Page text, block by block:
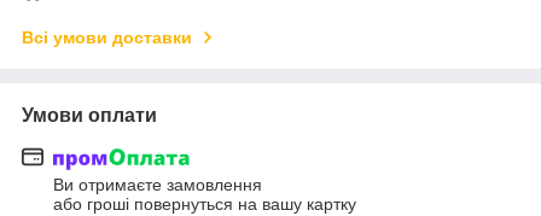
Всі умови доставки
Умови оплати
Ви отримаєте замовлення
або гроші повернуться на вашу картку